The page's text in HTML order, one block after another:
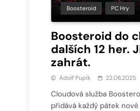
Boosteroid PC Hry
Boosteroid do
dalších 12 her.
zahrát.
Adolf Pupík 22.08.2025
Cloudová služba
přidává každý pátek